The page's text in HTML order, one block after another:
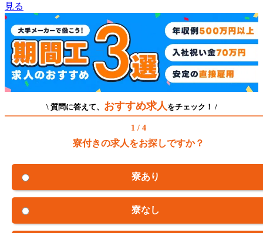
見る
\ 質問に答えて、 おすすめ求人 をチェック！ /
1 / 4
寮付きの求人をお探しですか？
寮あり
寮なし